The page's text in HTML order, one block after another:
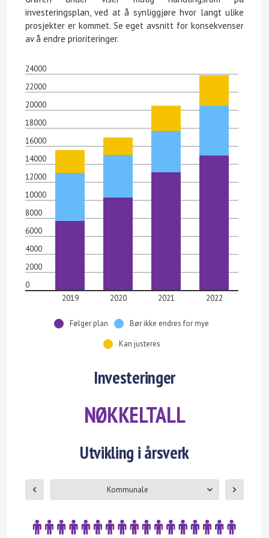
investeringsplan, ved at å synliggjøre hvor langt ulike
prosjekter er kommet. Se eget avsnitt for konsekvenser
av å endre prioriteringer.
24000
22000
20000
18000
16000
14000
12000
10000
8000
6000
4000
2000
0
2019
2020 2021 2022
Følger plan
Bør ikke endres for mye
Kan justeres
Investeringer
NØKKELTALL
Utvikling i årsverk
Kommunale